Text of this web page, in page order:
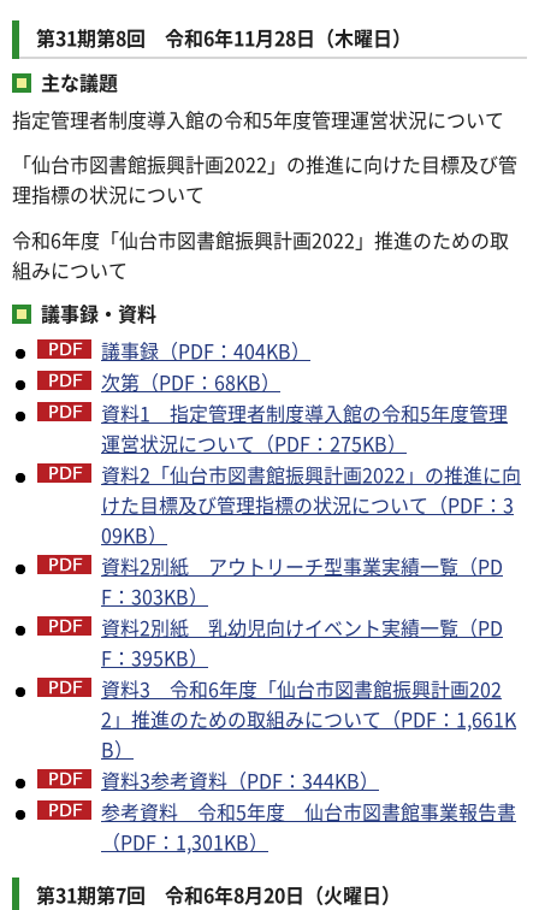
第31期第8回 令和6年11月28日（木曜日）
主な議題
指定管理者制度導入館の令和5年度管理運営状況について
「仙台市図書館振興計画2022」の推進に向けた目標及び管
理指標の状況について
令和6年度「仙台市図書館振興計画2022」推進のための取
組みについて
議事録・資料
議事録（PDF：404KB）
次第（PDF：68KB）
資料1 指定管理者制度導入館の令和5年度管理
運営状況について（PDF：275KB）
資料2「仙台市図書館振興計画2022」の推進に向
けた目標及び管理指標の状況について（PDF：3
09KB）
資料2別紙 アウトリーチ型事業実績一覧（PD
F：303KB）
資料2別紙 乳幼児向けイベント実績一覧（PD
F：395KB）
資料3 令和6年度「仙台市図書館振興計画202
2」推進のための取組みについて（PDF：1,661K
B）
資料3参考資料（PDF：344KB）
参考資料 令和5年度 仙台市図書館事業報告書
（PDF：1,301KB）
第31期第7回 令和6年8月20日（火曜日）